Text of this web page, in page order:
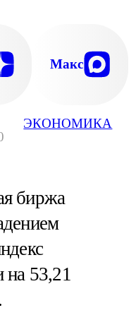
ЭКОНОМИКА
Макс
биржа
на 53,21